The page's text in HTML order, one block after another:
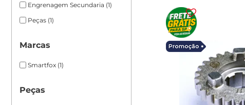
Engrenagem Secundaria (1)
Peças (1)
Marcas
Smartfox (1)
Peças